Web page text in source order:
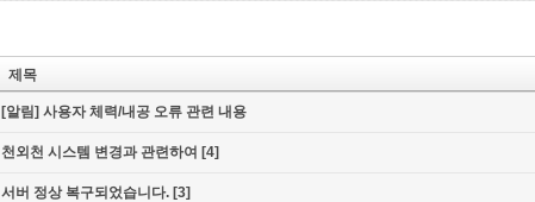
제목
[알림] 사용자 체력/내공 오류 관련 내용
천외천 시스템 변경과 관련하여 [4]
서버 정상 복구되었습니다. [3]